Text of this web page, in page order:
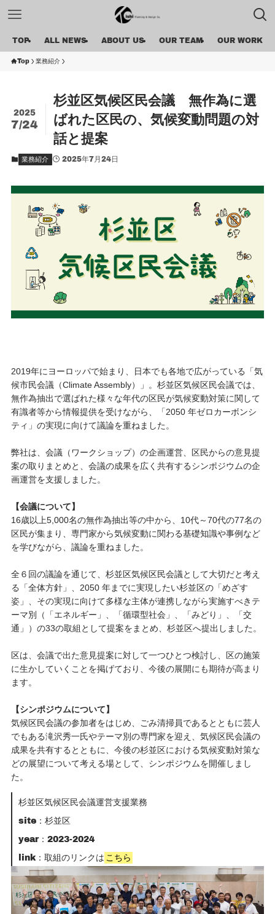
TOP ALL NEWS ABOUT US OUR TEAM OUR WORK
Top 業務紹介
杉並区気候区民会議 無作為に選
ばれた区民の、気候変動問題の対
話と提案
2025
7/24
業務紹介 2025年7月24日
2019年にヨーロッパで始まり、日本でも各地で広がっている「気
候市民会議（Climate Assembly）」。杉並区気候区民会議では、
無作為抽出で選ばれた様々な年代の区民が気候変動対策に関して
有識者等から情報提供を受けながら、「2050 年ゼロカーボンシ
ティ」の実現に向けて議論を重ねました。
弊社は、会議（ワークショップ）の企画運営、区民からの意見提
案の取りまとめと、会議の成果を広く共有するシンポジウムの企
画運営を支援しました。
【会議について】
16歳以上5,000名の無作為抽出等の中から、10代～70代の77名の
区民が集まり、専門家から気候変動に関わる基礎知識や事例など
を学びながら、議論を重ねました。
全６回の議論を通じて、杉並区気候区民会議として大切だと考え
る「全体方針」、2050 年までに実現したい杉並区の「めざす
姿」、その実現に向けて多様な主体が連携しながら実施すべきテ
ーマ別（「エネルギー」、「循環型社会」、「みどり」、「交
通」）の33の取組として提案をまとめ、杉並区へ提出しました。
区は、会議で出た意見提案に対して一つひとつ検討し、区の施策
に生かしていくことを掲げており、今後の展開にも期待が高まり
ます。
【シンポジウムについて】
気候区民会議の参加者をはじめ、ごみ清掃員であるとともに芸人
でもある滝沢秀一氏やテーマ別の専門家を迎え、気候区民会議の
成果を共有するとともに、今後の杉並区における気候変動対策な
どの展望について考える場として、シンポジウムを開催しまし
た。
杉並区気候区民会議運営支援業務
site：杉並区
year：2023-2024
link：取組のリンクは こちら